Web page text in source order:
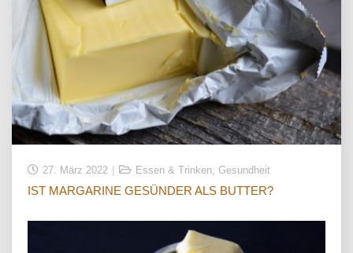
27. März 2022 Essen & Trinken Gesundheit
IST MARGARINE GESÜNDER ALS BUTTER?